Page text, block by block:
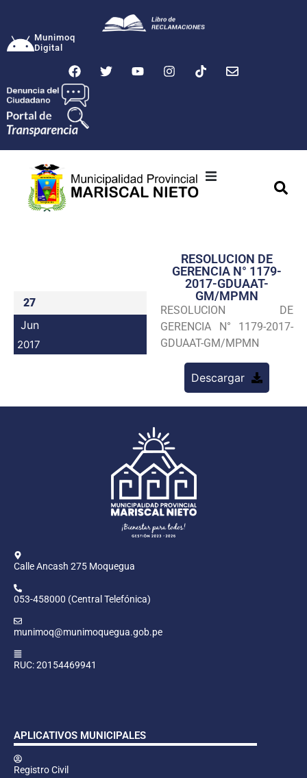
Munimoq
Digital
Transparencia
Seguridad
Programas
27
Jun
2017
RESOLUCION DE
GERENCIA N° 1179-
2017-GDUAAT-
GM/MPMN
RESOLUCION DE
GERENCIA N° 1179-2017-
GDUAAT-GM/MPMN
Descargar
Calle Ancash 275 Moquegua
053-458000 (Central Telefónica)
munimoq@munimoquegua.gob.pe
RUC: 20154469941
APLICATIVOS MUNICIPALES
Registro Civil